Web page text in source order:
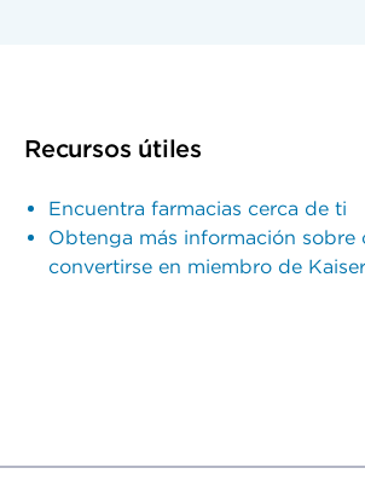
Recursos útiles
Encuentra farmacias cerca de ti
Obtenga más información sobre
convertirse en miembro de